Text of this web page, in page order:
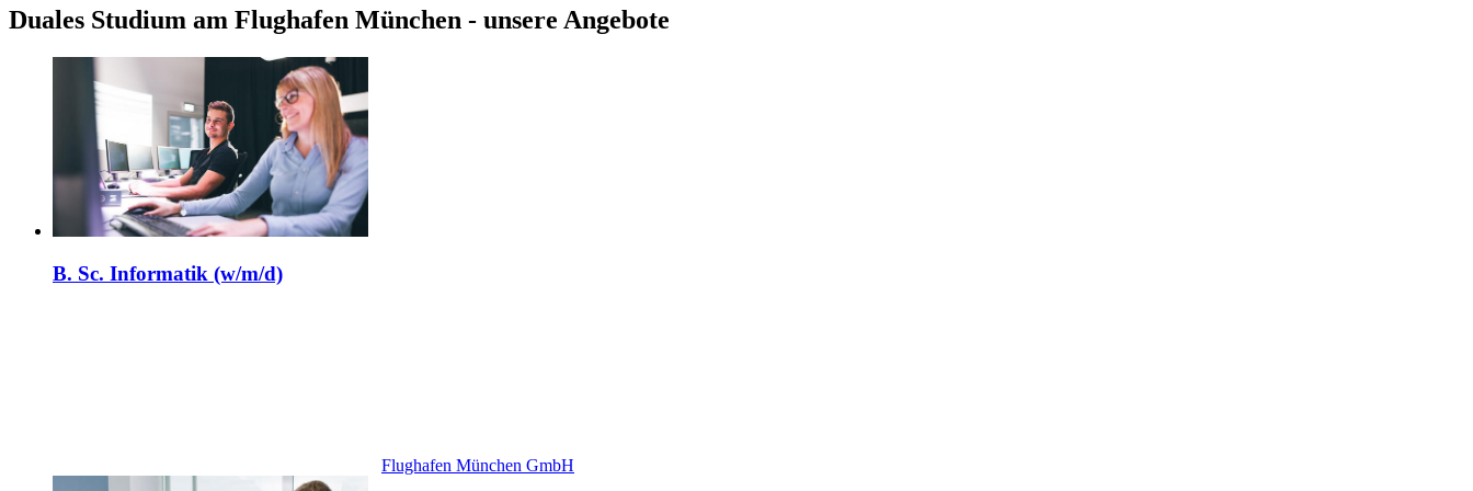
Duales Studium am Flughafen München - unsere Angebote
B. Sc. Informatik (w/m/d)
Flughafen München GmbH